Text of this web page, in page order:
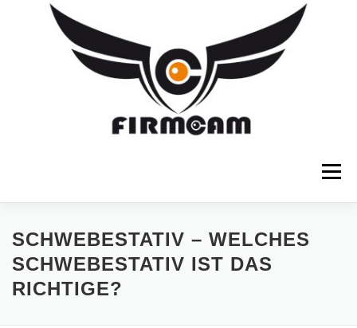
Menü
SCHWEBESTATIVE FOTOSTATIVE
FOTOTASCHEN
SCHWEBESTATIV – WELCHES
SCHWEBESTATIV IST DAS
RICHTIGE?